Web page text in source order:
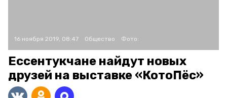
16 ноября 2019, 08:47 Общество Фото:
Ессентукчане найдут новых
друзей на выставке «КотоПёс»